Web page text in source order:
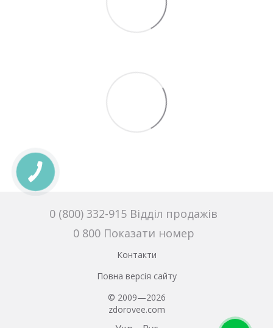
0 (800) 332-915 Відділ продажів
0 800 Показати номер
Контакти
Повна версія сайту
© 2009—2026
zdorovee.com